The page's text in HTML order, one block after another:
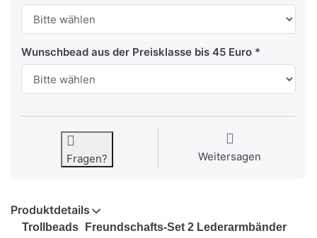
Wunschbead aus der Preisklasse bis 45 Euro
Fragen? Weitersagen
Produktdetails
Trollbeads
Freundschafts-Set 2 Lederarmbänder